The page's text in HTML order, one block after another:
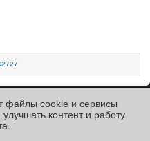
файлы cookie и сервисы
контент и работу